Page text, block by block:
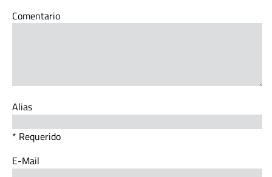
Comentario
Alias
* Requerido
E-Mail